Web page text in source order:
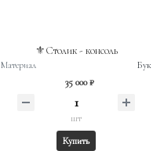
⚜️Столик - консоль
Материал Бук
35 000 ₽
шт
Купить